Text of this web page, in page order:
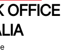
OFFICE